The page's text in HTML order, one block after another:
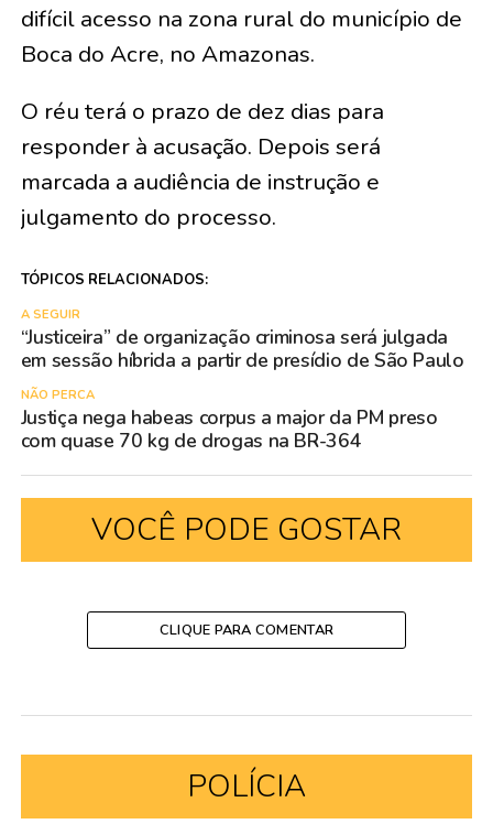
difícil acesso na zona rural do município de
Boca do Acre, no Amazonas.
O réu terá o prazo de dez dias para
responder à acusação. Depois será
marcada a audiência de instrução e
julgamento do processo.
TÓPICOS RELACIONADOS:
A SEGUIR
“Justiceira” de organização criminosa será julgada
em sessão híbrida a partir de presídio de São Paulo
NÃO PERCA
Justiça nega habeas corpus a major da PM preso
com quase 70 kg de drogas na BR-364
VOCÊ PODE GOSTAR
CLIQUE PARA COMENTAR
POLÍCIA